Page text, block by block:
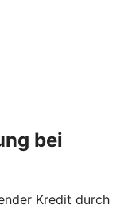
bei
Kredit durch